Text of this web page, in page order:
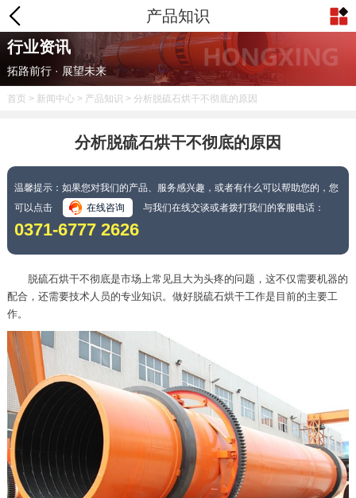
产品知识
行业资讯
拓路前行 · 展望未来
首页 > 新闻中心> 产品知识 > 分析脱硫石烘干不彻底的原因
分析脱硫石烘干不彻底的原因
温馨提示：如果您对我们的产品、服务感兴趣，或者有什么可以帮助您的，您
可以点击
在线咨询 与我们在线交谈或者拨打我们的客服电话：
0371-6777 2626
脱硫石烘干不彻底是市场上常见且大为头疼的问题，这不仅需要机器的
配合，还需要技术人员的专业知识。做好脱硫石烘干工作是目前的主要工
作。